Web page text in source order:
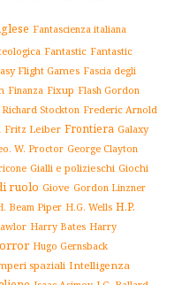
Fantascienza italiana
Fantastic Fantastic
Flight Games Fascia degli
Finanza Fixup Flash Gordon
Stockton Frederic Arnold
Fritz Leiber Frontiera Galaxy
W. Proctor George Clayton
Gialli e polizieschi Giochi
ruolo Giove Gordon Linzner
Beam Piper H.G. Wells H.P.
Harry Bates Harry
Hugo Gernsback
spaziali Intelligenza